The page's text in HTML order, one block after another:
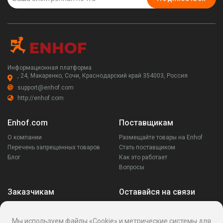
Информационная платформа
, 24, Макаренко, Сочи, Краснодарский край 354003, Россия
support@enhof.com
http://enhof.com
Enhof.com
О компании
Перечень запрещенных товаров
Блог
Поставщикам
Размещайте товары на Enhof
Стать поставщиком
Как это работает
Вопросы
Заказчикам
Ваши запросы
Оставайся на связи
Мы используем файлы «Cookie» и метрические системы для